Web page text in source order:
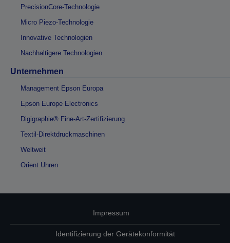
PrecisionCore-Technologie
Micro Piezo-Technologie
Innovative Technologien
Nachhaltigere Technologien
Unternehmen
Management Epson Europa
Epson Europe Electronics
Digigraphie® Fine-Art-Zertifizierung
Textil-Direktdruckmaschinen
Weltweit
Orient Uhren
Impressum
Identifizierung der Gerätekonformität